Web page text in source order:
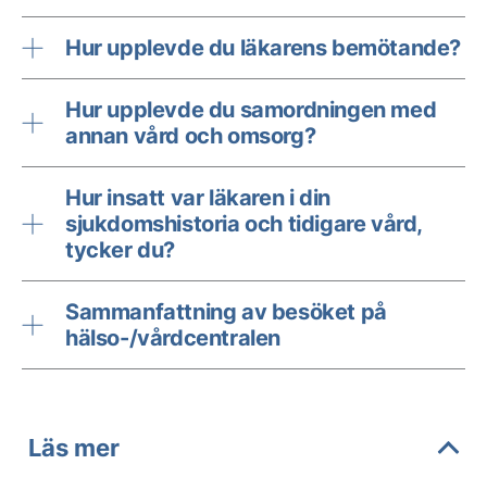
Hur upplevde du läkarens bemötande?
Hur upplevde du samordningen med
annan vård och omsorg?
Hur insatt var läkaren i din
sjukdomshistoria och tidigare vård,
tycker du?
Sammanfattning av besöket på
hälso-/vårdcentralen
Läs mer